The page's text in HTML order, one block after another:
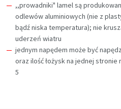
,,prowadniki" lamel są
odlewów aluminiowych (nie z
bądź niska temperatura); nie
uderzeń wiatru
jednym napędem może być
oraz ilość łożysk na jednej stronie
5